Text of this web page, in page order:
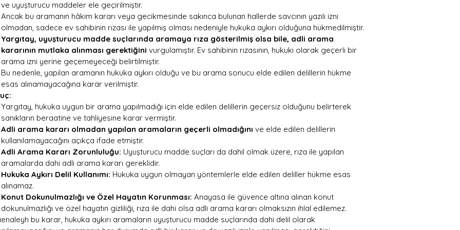
ve uyuşturucu maddeler ele geçirilmiştir.
Ancak bu aramanın hâkim kararı veya gecikmesinde sakınca bulunan hallerde savcının yazılı izni
olmadan, sadece ev sahibinin rızası ile yapılmış olması nedeniyle hukuka aykırı olduğuna hükmedilmiştir.
Yargıtay, uyuşturucu madde suçlarında aramaya rıza gösterilmiş olsa bile, adli arama
kararının mutlaka alınması gerektiğini vurgulamıştır. Ev sahibinin rızasının, hukuki olarak geçerli bir
arama izni yerine geçemeyeceği belirtilmiştir.
Bu nedenle, yapılan aramanın hukuka aykırı olduğu ve bu arama sonucu elde edilen delillerin hükme
esas alınamayacağına karar verilmiştir.
Yargıtay, hukuka uygun bir arama yapılmadığı için elde edilen delillerin geçersiz olduğunu belirterek
sanıkların beraatine ve tahliyesine karar vermiştir.
Adli arama kararı olmadan yapılan aramaların geçerli olmadığını ve elde edilen delillerin
kullanılamayacağını açıkça ifade etmiştir.
Adli Arama Kararı Zorunluluğu: Uyuşturucu madde suçları da dahil olmak üzere, rıza ile yapılan
aramalarda dahi adli arama kararı gereklidir.
Hukuka Aykırı Delil Kullanımı: Hukuka uygun olmayan yöntemlerle elde edilen deliller hükme esas
alınamaz.
Konut Dokunulmazlığı ve Özel Hayatın Korunması: Anayasa ile güvence altına alınan konut
dokunulmazlığı ve özel hayatın gizliliği, rıza ile dahi olsa adli arama kararı olmaksızın ihlal edilemez.
bu karar, hukuka aykırı aramaların uyuşturucu madde suçlarında dahi delil olarak